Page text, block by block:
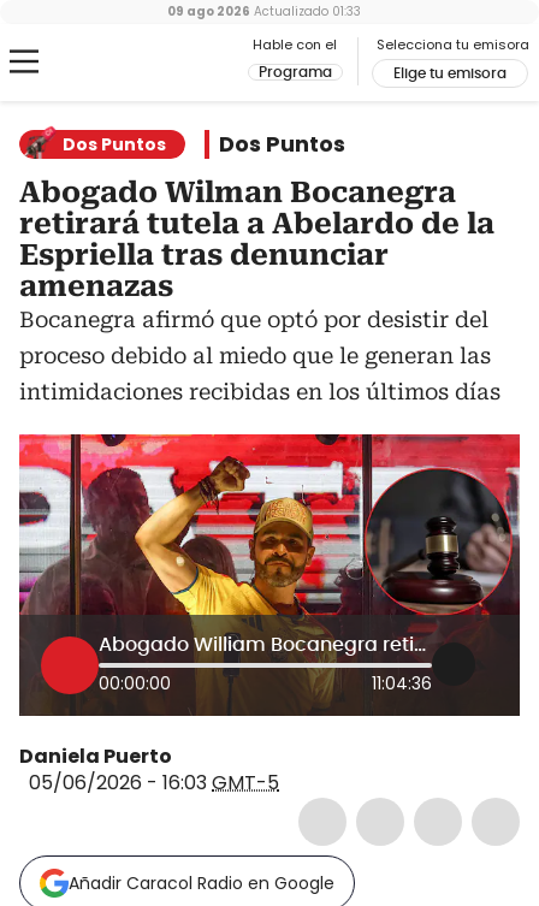
Hable con el
Programa
Selecciona tu emisora
Elige tu emisora
09 ago 2026 Actualizado 01:33
Dos Puntos Dos Puntos
Abogado Wilman Bocanegra
retirará tutela a Abelardo de la
Espriella tras denunciar
amenazas
Bocanegra afirmó que optó por desistir del
proceso debido al miedo que le generan las
intimidaciones recibidas en los últimos días
Abogado William Bocanegra retirará tutela a Abelardo de la Espriella tras denunciar amenazas
00:00:00 11:04:36
Daniela Puerto
05/06/2026 - 16:03GMT-5
Añadir Caracol Radio en Google